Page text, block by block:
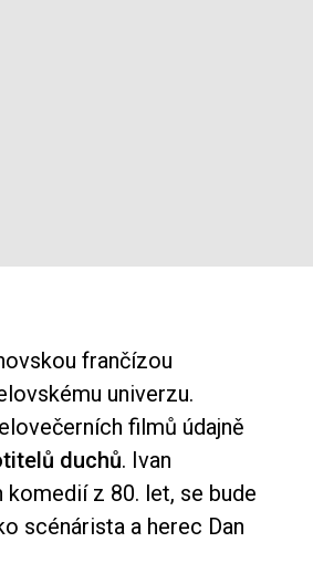
frančízou
univerzu.
filmů údajně
duchů. Ivan
z 80. let, se bude
scénárista a herec Dan